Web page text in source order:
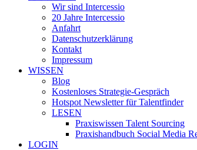
Wir sind Intercessio
20 Jahre Intercessio
Anfahrt
Datenschutzerklärung
Kontakt
Impressum
WISSEN
Blog
Kostenloses Strategie-Gespräch
Hotspot Newsletter für Talentfinder
LESEN
Praxiswissen Talent Sourcing
Praxishandbuch Social Media
LOGIN